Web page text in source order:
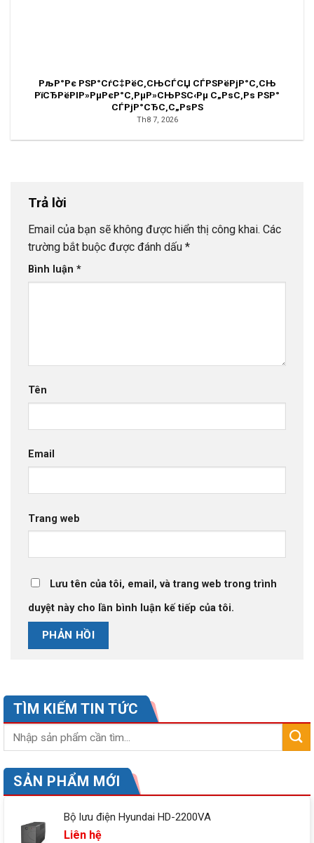
РљР°Рє РЅР°СѓС‡РёС‚СЊСЃСЏ СЃРЅРёРјР°С‚СЊ
РїСЂРёРІР»РµРєР°С‚РµР»СЊРЅС‹Рµ С„РѕС‚Рѕ РЅР°
СЃРјР°СЂС‚С„РѕРЅ
Th8 7, 2026
Trả lời
Email của bạn sẽ không được hiển thị công khai. Các
trường bắt buộc được đánh dấu *
Bình luận *
Tên
Email
Trang web
Lưu tên của tôi, email, và trang web trong trình
duyệt này cho lần bình luận kế tiếp của tôi.
TÌM KIẾM TIN TỨC
SẢN PHẨM MỚI
Bộ lưu điện Hyundai HD-2200VA
Liên hệ